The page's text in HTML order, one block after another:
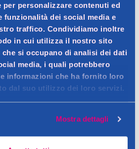
personalizzare contenuti ed
funzionalità dei social media e
traffico. Condividiamo inoltre
in cui utilizza il nostro sito
si occupano di analisi dei dati
media, i quali potrebbero
informazioni che ha fornito loro
dal suo utilizzo dei loro servizi.
Mostra dettagli
Rinfrescante. Rimuove il trucco.
Detergente Rinfrescante deterge il
efficace, rimuovendo le impurita e le